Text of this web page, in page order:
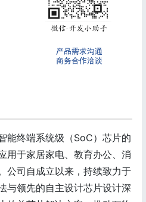
能终端系统级（SoC）芯片的
用于家居家电、教育办公、消
公司自成立以来，持续致力于
与领先的自主设计芯片设计深